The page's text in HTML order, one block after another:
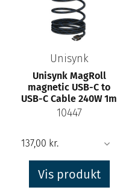
Unisynk
Unisynk MagRoll
magnetic USB-C to
USB-C Cable 240W 1m
10447
Vis produkt